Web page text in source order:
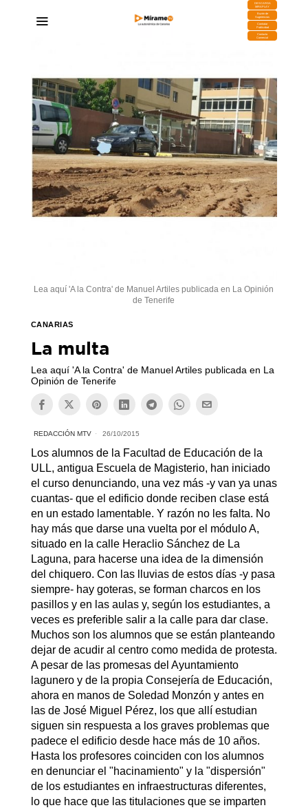
DESCARGA
MIRAPLAY
Buzón de
Sugerencias
Contratar
Publicidad
Contacto
Comercial
Lea aquí 'A la Contra' de Manuel Artiles publicada en La Opinión
de Tenerife
CANARIAS
La multa
Lea aquí 'A la Contra' de Manuel Artiles publicada en La
Opinión de Tenerife
REDACCIÓN MTV 26/10/2015
Los alumnos de la Facultad de Educación de la
ULL, antigua Escuela de Magisterio, han iniciado
el curso denunciando, una vez más -y van ya unas
cuantas- que el edificio donde reciben clase está
en un estado lamentable. Y razón no les falta. No
hay más que darse una vuelta por el módulo A,
situado en la calle Heraclio Sánchez de La
Laguna, para hacerse una idea de la dimensión
del chiquero. Con las lluvias de estos días -y pasa
siempre- hay goteras, se forman charcos en los
pasillos y en las aulas y, según los estudiantes, a
veces es preferible salir a la calle para dar clase.
Muchos son los alumnos que se están planteando
dejar de acudir al centro como medida de protesta.
A pesar de las promesas del Ayuntamiento
lagunero y de la propia Consejería de Educación,
ahora en manos de Soledad Monzón y antes en
las de José Miguel Pérez, los que allí estudian
siguen sin respuesta a los graves problemas que
padece el edificio desde hace más de 10 años.
Hasta los profesores coinciden con los alumnos
en denunciar el "hacinamiento" y la "dispersión"
de los estudiantes en infraestructuras diferentes,
lo que hace que las titulaciones que se imparten